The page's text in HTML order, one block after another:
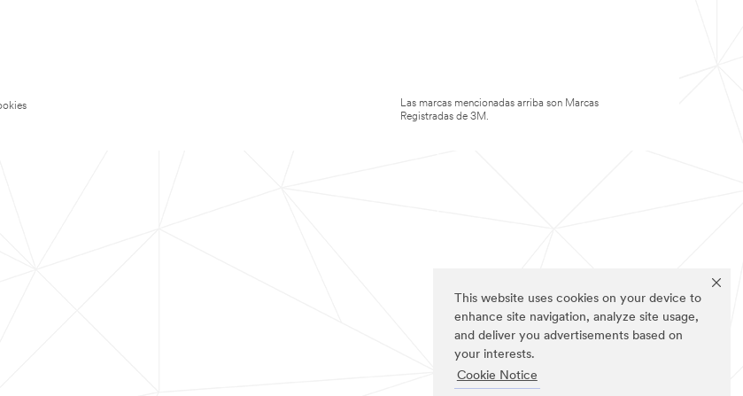
This website uses cookies on your device to
enhance site navigation, analyze site usage,
and deliver you advertisements based on
your interests.
Cookie Notice
Las marcas mencionadas arriba son Marcas
Registradas de 3M.